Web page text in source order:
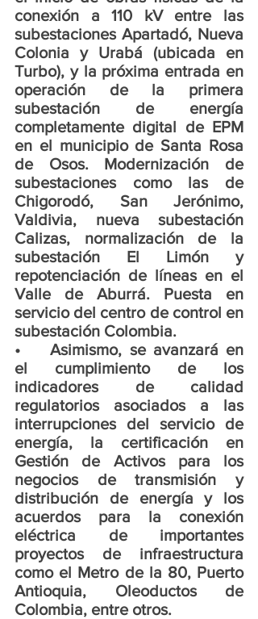
conexión a 110 kV entre las
subestaciones Apartadó, Nueva
Colonia y Urabá (ubicada en
Turbo), y la próxima entrada en
operación de la primera
subestación de energía
completamente digital de EPM
en el municipio de Santa Rosa
de Osos. Modernización de
subestaciones como las de
Chigorodó, San Jerónimo,
Valdivia, nueva subestación
Calizas, normalización de la
subestación El Limón y
repotenciación de líneas en el
Valle de Aburrá. Puesta en
servicio del centro de control en
subestación Colombia.
•	Asimismo, se avanzará en
el cumplimiento de los
indicadores de calidad
regulatorios asociados a las
interrupciones del servicio de
energía, la certificación en
Gestión de Activos para los
negocios de transmisión y
distribución de energía y los
acuerdos para la conexión
eléctrica de importantes
proyectos de infraestructura
como el Metro de la 80, Puerto
Antioquia, Oleoductos de
Colombia, entre otros.